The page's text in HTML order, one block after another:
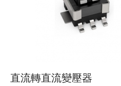
直流轉直流變壓器